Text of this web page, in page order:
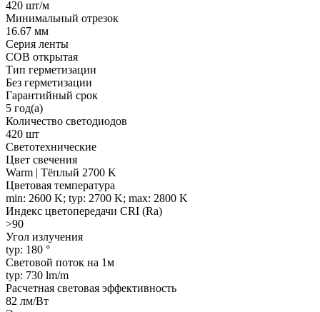
420 шт/м
Минимальный отрезок
16.67 мм
Серия ленты
COB открытая
Тип герметизации
Без герметизации
Гарантийный срок
5 год(а)
Количество светодиодов
420 шт
Светотехнические
Цвет свечения
Warm | Тёплый 2700 K
Цветовая температура
min: 2600 K; typ: 2700 K; max: 2800 K
Индекс цветопередачи CRI (Ra)
>90
Угол излучения
typ: 180 °
Световой поток на 1м
typ: 730 lm/m
Расчетная световая эффективность
82 лм/Вт